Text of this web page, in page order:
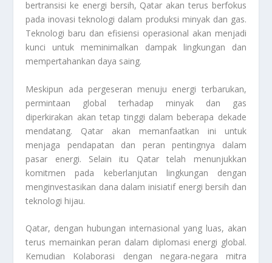
bertransisi ke energi bersih, Qatar akan terus berfokus
pada inovasi teknologi dalam produksi minyak dan gas.
Teknologi baru dan efisiensi operasional akan menjadi
kunci untuk meminimalkan dampak lingkungan dan
mempertahankan daya saing.
Meskipun ada pergeseran menuju energi terbarukan,
permintaan global terhadap minyak dan gas
diperkirakan akan tetap tinggi dalam beberapa dekade
mendatang. Qatar akan memanfaatkan ini untuk
menjaga pendapatan dan peran pentingnya dalam
pasar energi. Selain itu Qatar telah menunjukkan
komitmen pada keberlanjutan lingkungan dengan
menginvestasikan dana dalam inisiatif energi bersih dan
teknologi hijau.
Qatar, dengan hubungan internasional yang luas, akan
terus memainkan peran dalam diplomasi energi global.
Kemudian Kolaborasi dengan negara-negara mitra